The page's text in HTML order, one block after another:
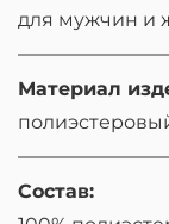
для мужчин и
Материал
Состав: